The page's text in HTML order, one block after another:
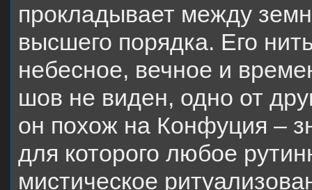
прокладывает между
высшего порядка. Его
небесное, вечное и
шов не виден, одно от
он похож на Конфуция –
для которого любое
мистическое